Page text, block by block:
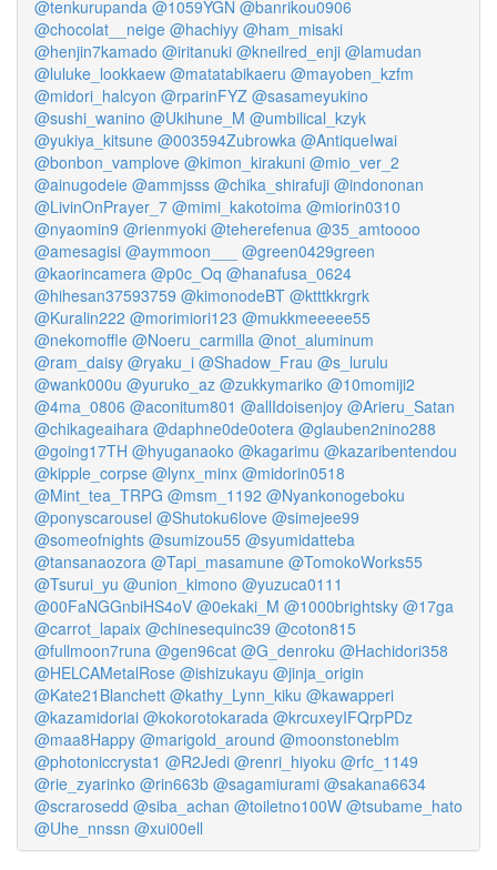
@tenkurupanda @1059YGN @banrikou0906
@chocolat__neige @hachiyy @ham_misaki
@henjin7kamado @iritanuki @kneilred_enji @lamudan
@luluke_lookkaew @matatabikaeru @mayoben_kzfm
@midori_halcyon @rparinFYZ @sasameyukino
@sushi_wanino @Ukihune_M @umbilical_kzyk
@yukiya_kitsune @003594Zubrowka @AntiqueIwai
@bonbon_vamplove @kimon_kirakuni @mio_ver_2
@ainugodeie @ammjsss @chika_shirafuji @indononan
@LivinOnPrayer_7 @mimi_kakotoima @miorin0310
@nyaomin9 @rienmyoki @teherefenua @35_amtoooo
@amesagisi @aymmoon___
@green0429green
@kaorincamera @p0c_Oq @hanafusa_0624
@hihesan37593759 @kimonodeBT @ktttkkrgrk
@Kuralin222 @morimiori123 @mukkmeeeee55
@nekomoffle @Noeru_carmilla @not_aluminum
@ram_daisy @ryaku_i @Shadow_Frau @s_lurulu
@wank000u @yuruko_az @zukkymariko @10momiji2
@4ma_0806 @aconitum801 @allIdoisenjoy @Arieru_Satan
@chikageaihara @daphne0de0otera @glauben2nino288
@going17TH @hyuganaoko @kagarimu @kazaribentendou
@kipple_corpse @lynx_minx @midorin0518
@Mint_tea_TRPG @msm_1192 @Nyankonogeboku
@ponyscarousel @Shutoku6love @simejee99
@someofnights @sumizou55 @syumidatteba
@tansanaozora @Tapi_masamune @TomokoWorks55
@Tsurui_yu @union_kimono @yuzuca0111
@00FaNGGnbiHS4oV @0ekaki_M @1000brightsky @17ga
@carrot_lapaix @chinesequinc39 @coton815
@fullmoon7runa @gen96cat @G_denroku @Hachidori358
@HELCAMetalRose @ishizukayu @jinja_origin
@Kate21Blanchett @kathy_Lynn_kiku @kawapperi
@kazamidoriai @kokorotokarada @krcuxeyIFQrpPDz
@maa8Happy @marigold_around @moonstoneblm
@photoniccrysta1 @R2Jedi @renri_hiyoku @rfc_1149
@rie_zyarinko @rin663b @sagamiurami @sakana6634
@scrarosedd @siba_achan @toiletno100W @tsubame_hato
@Uhe_nnssn @xui00ell